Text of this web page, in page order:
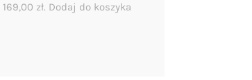
169,00 zł. Dodaj do koszyka